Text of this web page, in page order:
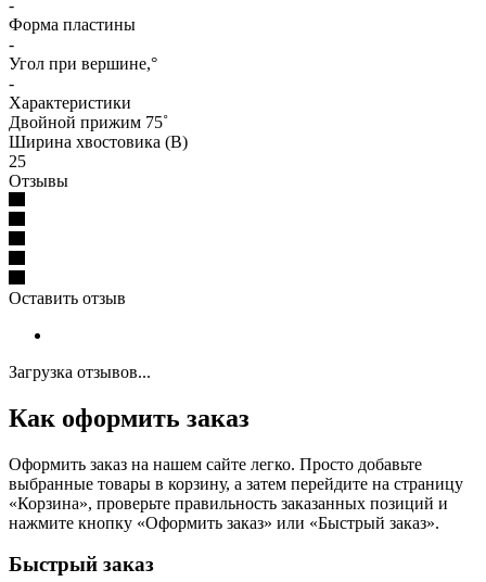
-
Форма пластины
-
Угол при вершине,°
-
Характеристики
Двойной прижим 75˚
Ширина хвостовика (B)
25
Отзывы
Оставить отзыв
Загрузка отзывов...
Как оформить заказ
Оформить заказ на нашем сайте легко. Просто добавьте
выбранные товары в корзину, а затем перейдите на страницу
«Корзина», проверьте правильность заказанных позиций и
нажмите кнопку «Оформить заказ» или «Быстрый заказ».
Быстрый заказ